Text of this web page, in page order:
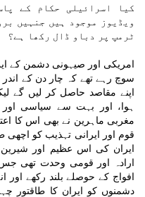
کیا اسرائیلی حکام کے
ویڈیوز موجود ہیں جنہیں
ٹرمپ پر دباو ڈال رکھا ہے؟
امریکی اور صیہونی دشمن کے
سوچ رہے تھے کہ چار دن کے اندر
اپنے مقاصد حاصل کر لیں گے
ہوا، اور بہت سے سیاسی اور
مغربی ماہرین نے بھی اس کا
قوم اور ایرانی تہذیب کو
ایران کی اس عظیم اور
ارادہ اور قومی وحدت تھی
افواج کے حوصلے بلند رکھے
دشمنوں کو ایران کا طاقتور